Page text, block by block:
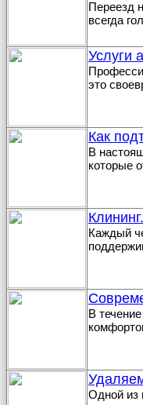
Переезд
всегда
Услуги
это
Как
В
которые
Каждый
В
Одной из